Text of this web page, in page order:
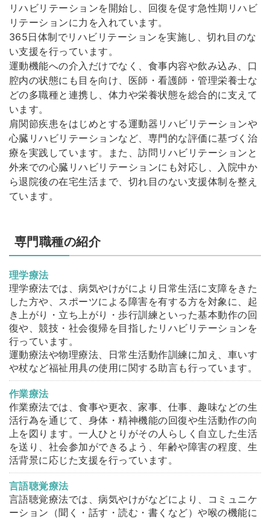
リハビリテーションを開始し、回復を促す急性期リハビ
リテーションに力を入れています。
365日体制でリハビリテーションを実施し、切れ目のな
い支援を行っています。
運動機能への介入だけでなく、食事内容や飲み込み、口
腔内の状態にも目を向け、医師・看護師・管理栄養士な
どの多職種と連携し、体力や栄養状態を総合的に支えて
います。
肩関節疾患をはじめとする運動器リハビリテーションや
心臓リハビリテーションなど、専門的な評価に基づく治
療を実践しています。また、訪問リハビリテーションと
外来での心臓リハビリテーションにも対応し、入院中か
ら退院後の在宅生活まで、切れ目のない支援体制を整え
ています。
専門職種の紹介
理学療法
理学療法では、病気やけがにより日常生活に支障をきた
した方や、スポーツによる障害を有する方を対象に、起
き上がり・立ち上がり・歩行訓練といった基本動作の回
復や、競技・社会復帰を目指したリハビリテーションを
行っています。
運動療法や物理療法、日常生活動作訓練に加え、車いす
や杖など福祉用具の使用に関する助言も行っています。
作業療法
作業療法では、食事や更衣、家事、仕事、趣味などの生
活行為を通じて、身体・精神機能の回復や生活動作の向
上を図ります。一人ひとりがその人らしく自立した生活
を送り、社会参加ができるよう、年齢や障害の程度、生
活背景に応じた支援を行っています。
言語聴覚療法
言語聴覚療法では、病気やけがなどにより、コミュニケ
ーション（聞く・話す・読む・書くなど）や喉の機能に